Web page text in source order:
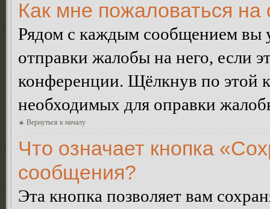
Как мне пожаловаться
Рядом с каждым сообщением вы
отправки жалобы на него, если
конференции. Щёлкнув по этой
необходимых для оправки
Вернуться к началу
Что означает кнопка
сообщения?
Эта кнопка позволяет вам